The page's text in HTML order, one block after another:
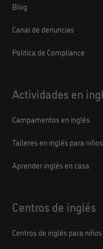
Blog
Canal de denuncias
Politica de Compliance
Actividades en
Campamentos en inglés
Talleres en inglés para niños
Aprender inglés en casa
Centros de inglés
Centros de inglés para niños